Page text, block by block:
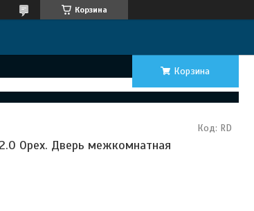
Корзина
Корзина
Орех. Дверь межкомнатная
Код: RD